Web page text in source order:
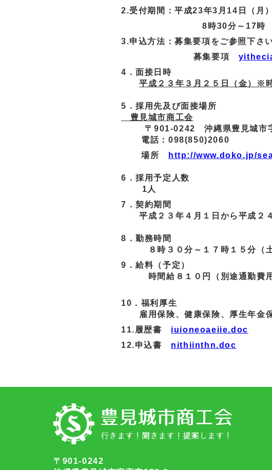
2.受付期間：平成23年3月14日（月
8時30分～17時 ※土・
3.申込方法：募集要項をご参照下さい
募集要項
4．面接日時
平成２３年３月２５日（金）※
5．採用先及び面接場所
豊見城市商工会
〒901-0242 沖縄県豊見城市
電話：098(850)2060
場所
http://www.doko.jp/
6．採用予定人数
1人
7．契約期間
平成２３年４月１日から平成２４
8．勤務時間
８時３０分～１７時１５分（土
9．給料（予定）
時間給８１０円（別途通勤費用
10．福利厚生
雇用保険、健康保険、厚生年金
11.履歴書 iuioneoaeiie.doc
12.申込書 nithiinthn.doc
〒901-0242